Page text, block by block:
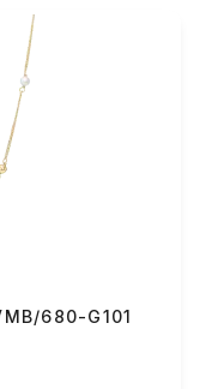
680-G101